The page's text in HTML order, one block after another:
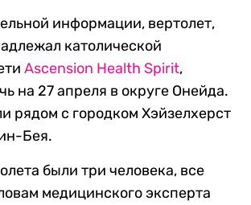
информации, вертолет,
католической
Ascension Health Spirit,
на 27 апреля в округе Онейда.
рядом с городком Хэйзелхерст
Бея.
были три человека, все
медицинского эксперта